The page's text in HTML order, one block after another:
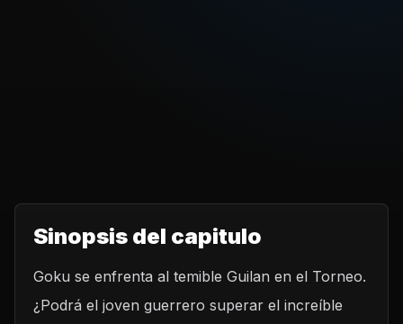
Sinopsis del capitulo
Goku se enfrenta al temible Guilan en el Torneo.
¿Podrá el joven guerrero superar el increíble